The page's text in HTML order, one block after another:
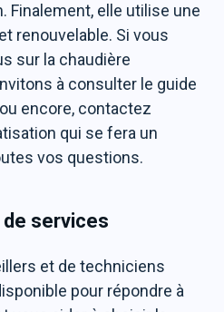
Finalement, elle utilise une
renouvelable. Si vous
sur la chaudière
à consulter le guide
encore, contactez
qui se fera un
vos questions.
services
et de techniciens
pour répondre à